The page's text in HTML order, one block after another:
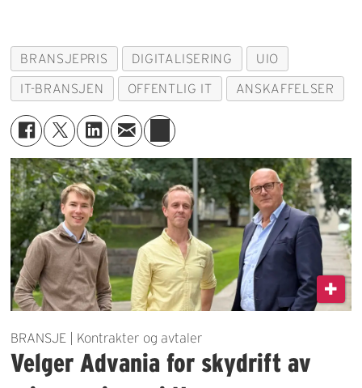
BRANSJEPRIS DIGITALISERING UIO
IT-BRANSJEN OFFENTLIG IT ANSKAFFELSER
BRANSJE | Kontrakter og avtaler
Velger Advania for skydrift av